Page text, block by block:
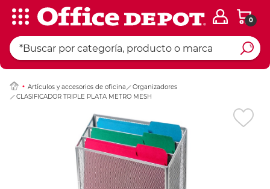
0
Artículos y accesorios de oficina
Organizadores
CLASIFICADOR TRIPLE PLATA METRO MESH
Ingresar Codigo